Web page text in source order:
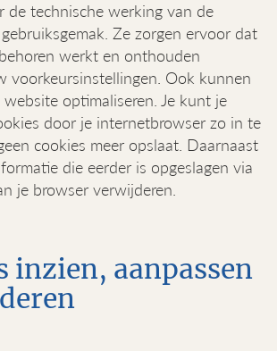
de technische werking van de
Ze zorgen ervoor dat
werkt en onthouden
voorkeursinstellingen. Ook kunnen
optimaliseren. Je kunt je
door je internetbrowser zo in te
cookies meer opslaat. Daarnaast
die eerder is opgeslagen via
je browser verwijderen.
inzien, aanpassen